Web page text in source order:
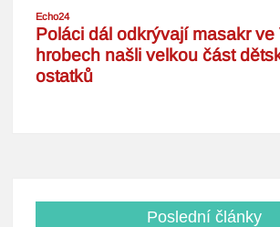
Poslední články